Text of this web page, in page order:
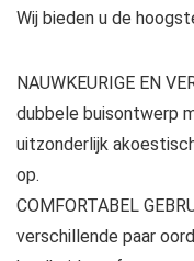
Wij bieden u de
NAUWKEURIGE EN
dubbele buisontwerp
uitzonderlijk
op.
COMFORTABEL
verschillende paar